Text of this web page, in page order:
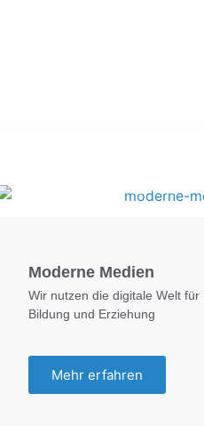
Foto: KGA CC BY
Moderne Medien
Wir nutzen die digitale Welt für
Bildung und Erziehung
Mehr erfahren